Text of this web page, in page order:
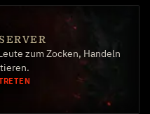
zum Zocken, Handeln